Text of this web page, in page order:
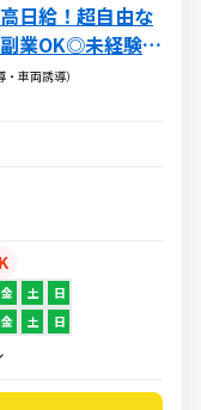
日給！超自由な
業OK◎未経験大
車両誘導）
金 土 日
金 土 日